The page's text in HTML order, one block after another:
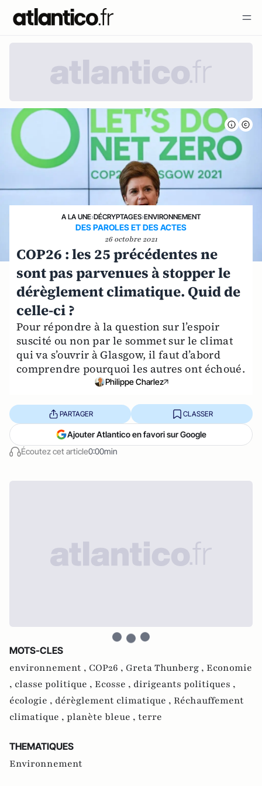
A LA UNE›DÉCRYPTAGES›ENVIRONNEMENT
DES PAROLES ET DES ACTES
26 octobre 2021
COP26 : les 25 précédentes ne
sont pas parvenues à stopper le
dérèglement climatique. Quid de
celle-ci ?
Pour répondre à la question sur l’espoir
suscité ou non par le sommet sur le climat
qui va s’ouvrir à Glasgow, il faut d’abord
comprendre pourquoi les autres ont échoué.
Philippe Charlez
Écoutez cet article0:00min
PARTAGER CLASSER
Ajouter Atlantico en favori sur Google
MOTS-CLES
environnement , COP26 , Greta Thunberg , Economie
, classe politique , Ecosse , dirigeants politiques ,
écologie , dérèglement climatique , Réchauffement
climatique , planète bleue , terre
THEMATIQUES
Environnement